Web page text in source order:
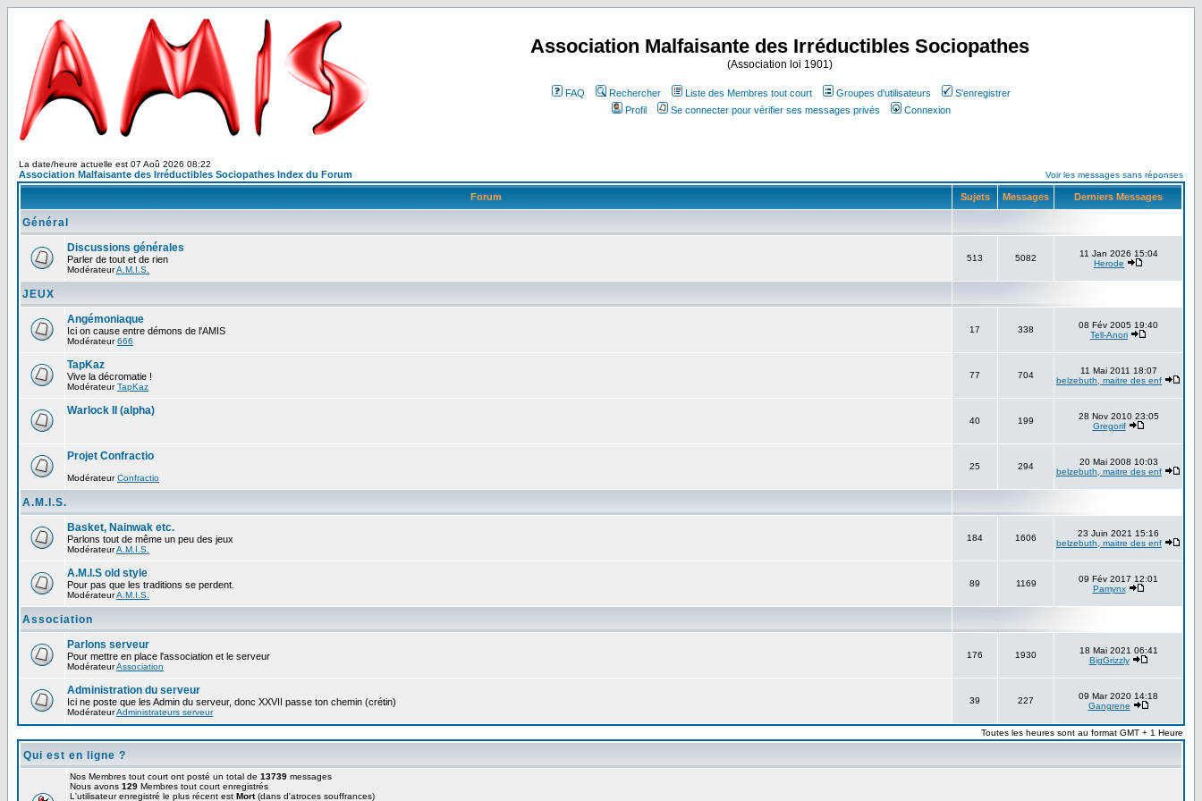
Association Malfaisante des Irréductibles Sociopathes
(Association loi 1901)
FAQ Rechercher Liste des Membres tout court Groupes d'utilisateurs
S'enregistrer
Profil
Se connecter pour vérifier ses messages privés Connexion
La date/heure actuelle est 07 Aoû 2026 08:22
Association Malfaisante des Irréductibles Sociopathes Index du Forum Voir les messages sans réponses
Forum Sujets Messages Derniers Messages
Général
Discussions générales
Parler de tout et de rien
ModérateurA.M.I.S.
513 5082
11 Jan 2026 15:04
Herode
JEUX
Angémoniaque
Ici on cause entre démons de l'AMIS
Modérateur666
17 338
08 Fév 2005 19:40
Tell-Anori
TapKaz
Vive la décromatie !
ModérateurTapKaz
77 704
11 Mai 2011 18:07
belzebuth, maitre des enf
Warlock II (alpha)
40 199
28 Nov 2010 23:05
Gregorif
Projet Confractio
ModérateurConfractio
25 294
20 Mai 2008 10:03
belzebuth, maitre des enf
A.M.I.S.
Basket, Nainwak etc.
Parlons tout de même un peu des jeux
ModérateurA.M.I.S.
184 1606
23 Juin 2021 15:16
belzebuth, maitre des enf
A.M.I.S old style
Pour pas que les traditions se perdent.
ModérateurA.M.I.S.
89 1169
09 Fév 2017 12:01
Pamynx
Association
Parlons serveur
Pour mettre en place l'association et le serveur
ModérateurAssociation
176 1930
18 Mai 2021 06:41
BigGrizzly
Administration du serveur
Ici ne poste que les Admin du serveur, donc XXVII passe ton chemin (crétin)
ModérateurAdministrateurs serveur
39 227
09 Mar 2020 14:18
Gangrene
Toutes les heures sont au format GMT + 1 Heure
Qui est en ligne ?
Nos Membres tout court ont posté un total de 13739 messages
Nous avons 129 Membres tout court enregistrés
L'utilisateur enregistré le plus récent est Mort(dans d'atroces souffrances)